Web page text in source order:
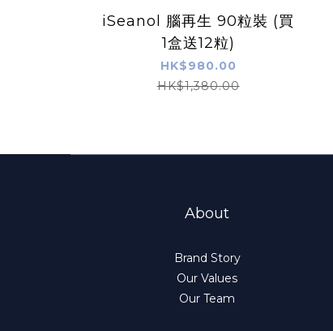
iSeanol 腦再生 90粒裝 (買
1盒送12粒)
HK$980.00
HK$1,380.00
About
Brand Story
Our Values
Our Team